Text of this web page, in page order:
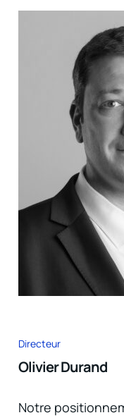
Directeur
Olivier Durand
Notre